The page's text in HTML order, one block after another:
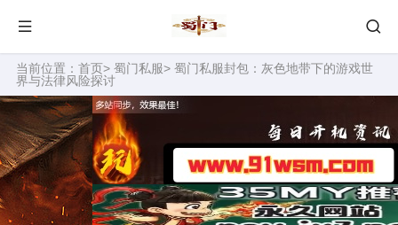
当前位置： 首页> 蜀门私服> 蜀门私服封包：灰色地带下的游戏世
界与法律风险探讨